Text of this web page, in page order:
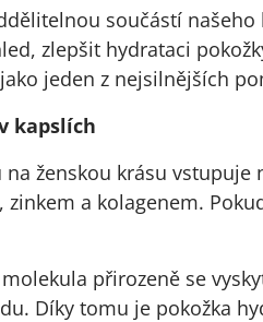
součástí
zlepšit hydrataci
jeden z nejsilnějších
kapslích
ženskou krásu
a kolagenem.
přirozeně se
Díky tomu je pokožka